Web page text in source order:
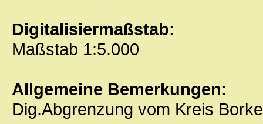
Digitalisiermaßstab:
Maßstab 1:5.000
Allgemeine Bemerkungen:
Dig.Abgrenzung vom Kreis